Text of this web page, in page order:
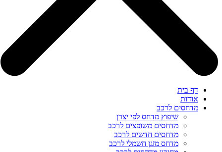
דף בית
אודות
מדחסים לרכב
שיפוץ מדחס לפי יצרן
מדחסים משופצים לרכב
מדחסים חדשים לרכב
מדחס מזגן חשמלי לרכב